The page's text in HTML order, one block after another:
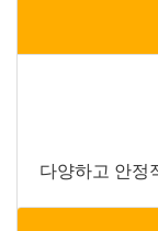
다양하고 안정